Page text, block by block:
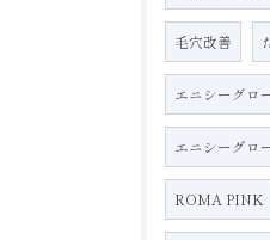
毛穴改善
エニシーグロ
エニシーグロ
ROMA PINK